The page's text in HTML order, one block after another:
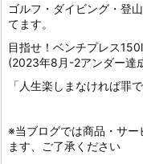
ゴルフ・ダイビング・登
てます。
目指せ！ベンチプレス
(2023年8月-2アンダー達
「人生楽しまなければ罪で
※当ブログでは商品・サ
ます、ご了承ください